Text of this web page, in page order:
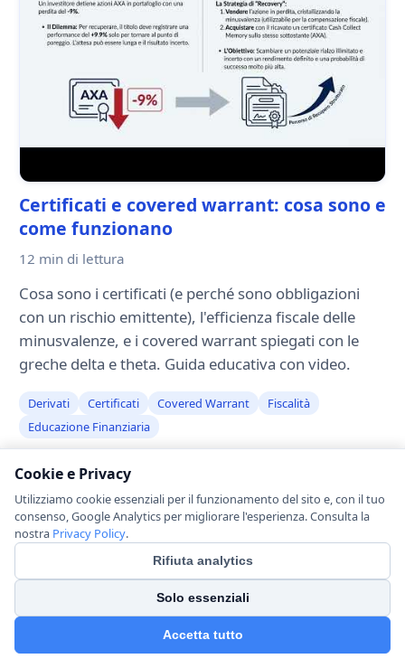
Cookie e Privacy
Utilizziamo cookie essenziali per il funzionamento del sito e, con il tuo
consenso, Google Analytics per migliorare l'esperienza. Consulta la
nostra Privacy Policy.
Rifiuta analytics
Solo essenziali
Accetta tutto
Certificati e covered warrant: cosa sono e
come funzionano
12 min di lettura
Cosa sono i certificati (e perché sono obbligazioni
con un rischio emittente), l'efficienza fiscale delle
minusvalenze, e i covered warrant spiegati con le
greche delta e theta. Guida educativa con video.
Derivati Certificati Covered Warrant
Fiscalità
Educazione Finanziaria